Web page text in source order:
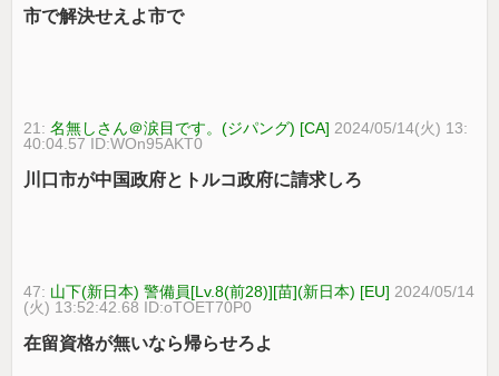
市で解決せえよ市で
21:名無しさん＠涙目です。(ジパング) [CA] 2024/05/14(火) 13:
40:04.57 ID:WOn95AKT0
川口市が中国政府とトルコ政府に請求しろ
47: 山下(新日本) 警備員[Lv.8(前28)][苗](新日本) [EU] 2024/05/14
(火) 13:52:42.68 ID:oTOET70P0
在留資格が無いなら帰らせろよ